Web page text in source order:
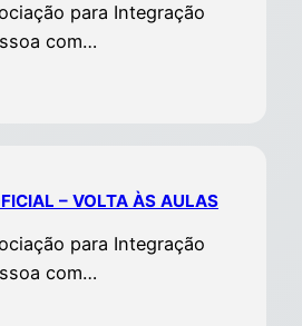
para Integração
com…
– VOLTA ÀS AULAS
para Integração
com…